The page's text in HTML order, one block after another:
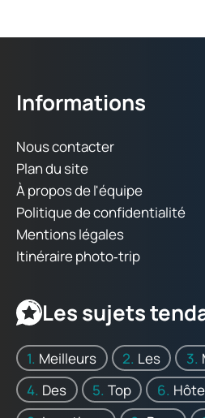
Informations
Nous contacter
Plan du site
À propos de l'équipe
Politique de confidentialité
Mentions légales
Itinéraire photo‑trip
Les sujets
Meilleurs Les
Des
Top